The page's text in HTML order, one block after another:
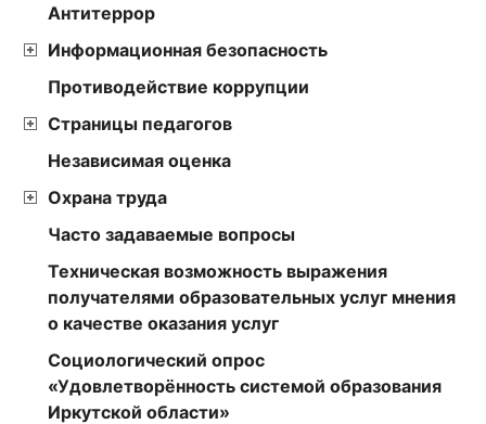
Антитеррор
Информационная безопасность
Противодействие коррупции
Страницы педагогов
Независимая оценка
Охрана труда
Часто задаваемые вопросы
Техническая возможность выражения
получателями образовательных услуг мнения
о качестве оказания услуг
Социологический опрос
«Удовлетворённость системой образования
Иркутской области»